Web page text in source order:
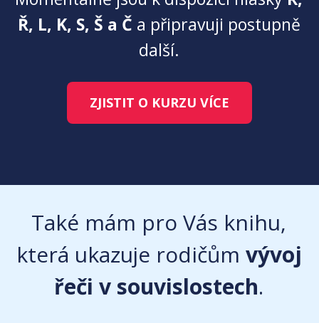
Ř, L, K, S, Š a Č a připravuji postupně
další.
ZJISTIT O KURZU VÍCE
Také mám pro Vás knihu,
která ukazuje rodičům vývoj
řeči v souvislostech.